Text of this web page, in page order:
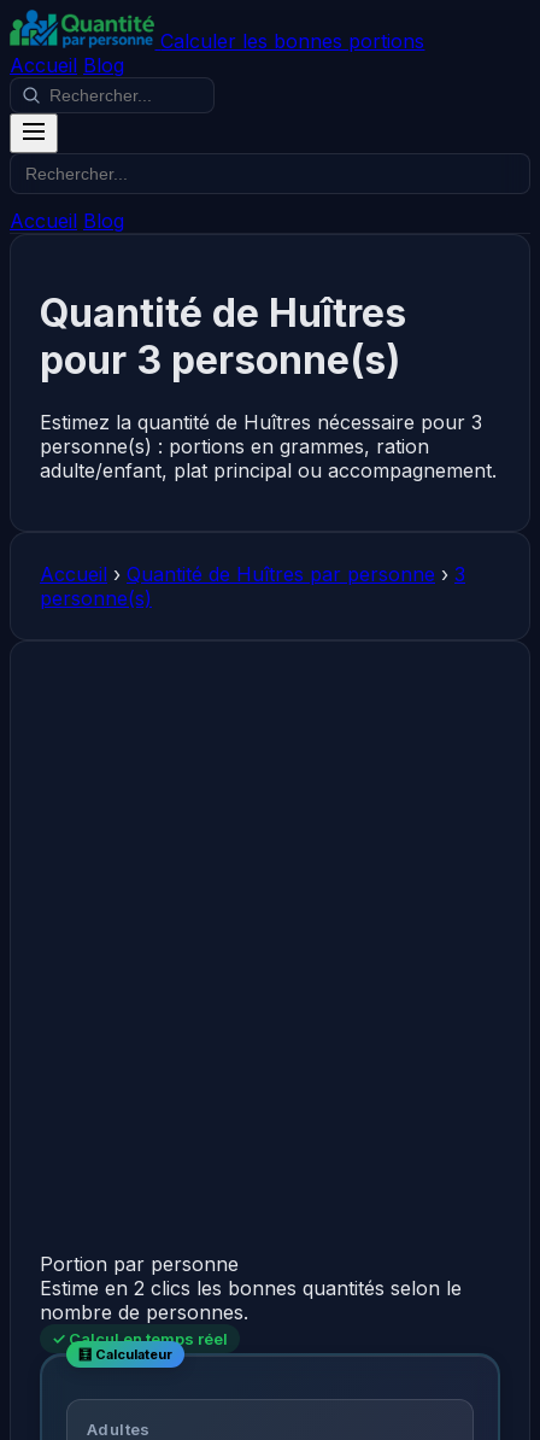
Calculer les bonnes portions
Accueil Blog
Accueil Blog
Quantité de Huîtres
pour 3 personne(s)
Estimez la quantité de Huîtres nécessaire pour 3
personne(s) : portions en grammes, ration
adulte/enfant, plat principal ou accompagnement.
Accueil › Quantité de Huîtres par personne › 3
personne(s)
Portion par personne
Estime en 2 clics les bonnes quantités selon le
nombre de personnes.
✓ Calcul en temps réel
Adultes